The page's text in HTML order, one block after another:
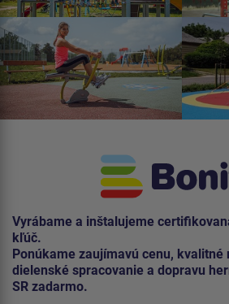
Vyrábame a inštalujeme
kľúč.
Ponúkame zaujímavú cenu, kvalitné
dielenské spracovanie a dopravu
SR zadarmo.